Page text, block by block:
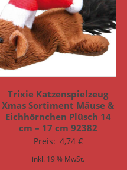
Trixie Katzenspielzeug
Xmas Sortiment Mäuse &
Eichhörnchen Plüsch 14
cm – 17 cm 92382
Preis: 4,74 €
inkl. 19 % MwSt.